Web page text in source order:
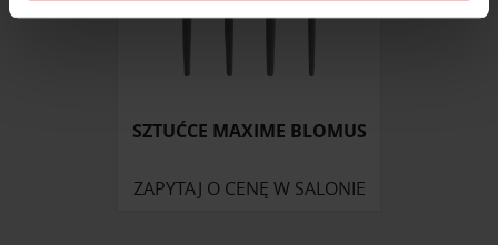
zmienić lub wycofać swoją zgodę w dowolnej chwili.
analizować ruch w naszej witrynie. Informacje o tym, jak
Partnerzy mogą połączyć te informacje z innymi danymi
SZTUĆCE MAXIME BLOMUS
ZAPYTAJ O CENĘ W SALONIE